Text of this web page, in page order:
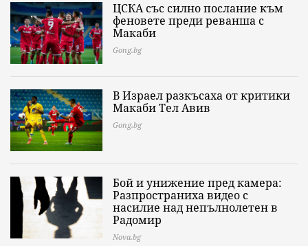
ЦСКА със силно послание към
феновете преди реванша с
Макаби
Gong.bg
В Израел разкъсаха от критики
Макаби Тел Авив
Gong.bg
Бой и унижение пред камера:
Разпространиха видео с
насилие над непълнолетен в
Радомир
Nova.bg